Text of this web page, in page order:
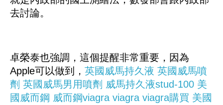
去討論。
卓榮泰也強調，這個提醒非常重要，因為
Apple可以做到， 英國威馬持久液 英國威馬噴
劑 英國威馬男用噴劑 威馬持久液stud-100 美
國威而鋼 威而鋼viagra viagra viagra購買 美國